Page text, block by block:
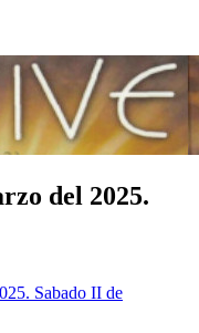
del 2025.
Sabado II de